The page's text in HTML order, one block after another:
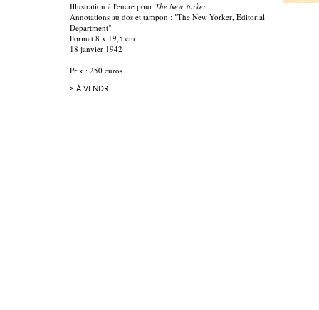
Illustration à l'encre pour The New Yorker
Annotations au dos et tampon : "The New Yorker, Editorial
Department"
Format 8 x 19,5 cm
18 janvier 1942
Prix : 250 euros
> À VENDRE